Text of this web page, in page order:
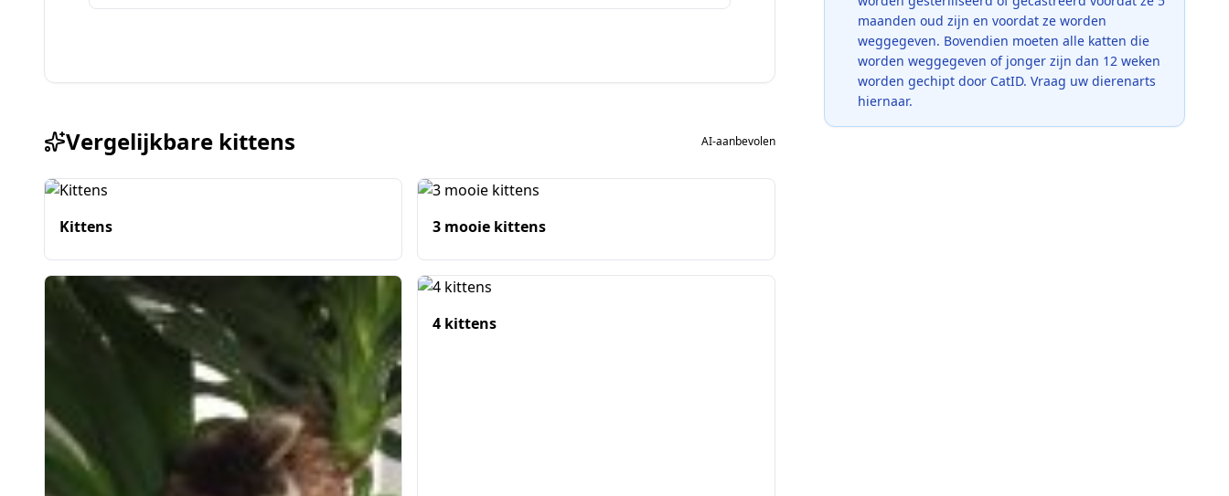
Vergelijkbare kittens AI-aanbevolen
Kittens 3 mooie kittens
4 kittens
maanden oud zijn en voordat ze worden
weggegeven. Bovendien moeten alle katten die
worden weggegeven of jonger zijn dan 12 weken
worden gechipt door CatID. Vraag uw dierenarts
hiernaar.